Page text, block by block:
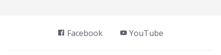
Facebook YouTube